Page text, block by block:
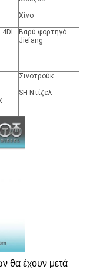
Χίνο
4DL
Βαρύ φορτηγό
Jiefang
Σινοτρούκ
SH Ντίζελ
θα έχουν μετά